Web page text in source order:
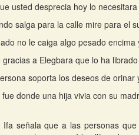
usted desprecia hoy lo
salga para la calle mire para el
no le caiga algo pesado encima
gracias a Elegbara que lo ha
soporta los deseos de orinar
fue donde una hija vivia con su
Ifa señala que a las personas